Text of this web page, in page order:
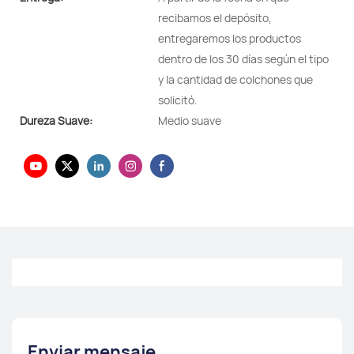
recibamos el depósito,
entregaremos los productos
dentro de los 30 días según el tipo
y la cantidad de colchones que
solicitó.
Dureza Suave:
Medio suave